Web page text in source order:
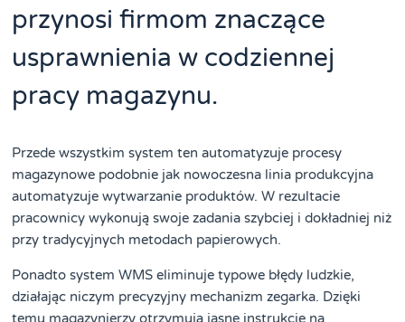
przynosi firmom znaczące
usprawnienia w codziennej
pracy magazynu.
Przede wszystkim system ten automatyzuje procesy
magazynowe podobnie jak nowoczesna linia produkcyjna
automatyzuje wytwarzanie produktów. W rezultacie
pracownicy wykonują swoje zadania szybciej i dokładniej niż
przy tradycyjnych metodach papierowych.
Ponadto system WMS eliminuje typowe błędy ludzkie,
działając niczym precyzyjny mechanizm zegarka. Dzięki
temu magazynierzy otrzymują jasne instrukcje na